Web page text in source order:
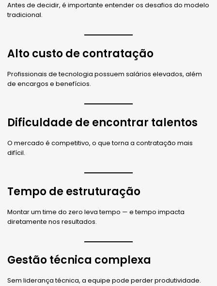
Antes de decidir, é importante entender os desafios do modelo
tradicional.
Alto custo de contratação
Profissionais de tecnologia possuem salários elevados, além
de encargos e benefícios.
Dificuldade de encontrar talentos
O mercado é competitivo, o que torna a contratação mais
difícil.
Tempo de estruturação
Montar um time do zero leva tempo — e tempo impacta
diretamente nos resultados.
Gestão técnica complexa
Sem liderança técnica, a equipe pode perder produtividade.